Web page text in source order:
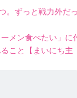
。ずっと戦力外だ
メン食べたい」に
こと【まいにち主